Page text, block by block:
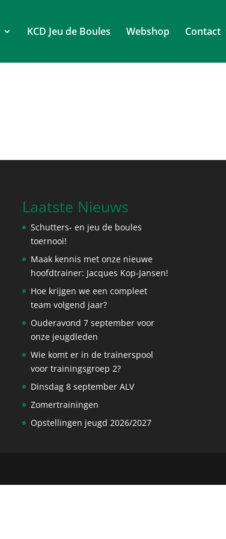
KCD Jeu de Boules Webshop Contact
Laatste Nieuws
Schutters- en jeu de boules
toernooi!
Maak kennis met onze nieuwe
hoofdtrainer: Jacques Kop-Jansen!
Hoe krijgen we een compleet
team volgend jaar?
Ouderavond 7 september voor
onze jeugdleden
Wie komt er in de trainerspool
voor trainingsgroep 2?
Dinsdag 8 september ALV
Zomertrainingen
Opstellingen jeugd 2026/2027